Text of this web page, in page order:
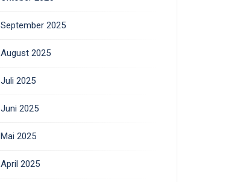
September 2025
August 2025
Juli 2025
Juni 2025
Mai 2025
April 2025